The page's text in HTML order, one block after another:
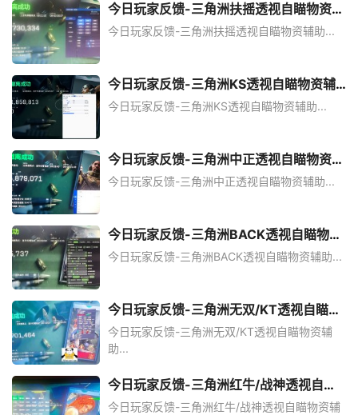
今日玩家反馈-三角洲扶摇透视自瞄物资辅
助
今日玩家反馈-三角洲扶摇透视自瞄物资辅助...
今日玩家反馈-三角洲KS透视自瞄物资辅
助
今日玩家反馈-三角洲KS透视自瞄物资辅助...
今日玩家反馈-三角洲中正透视自瞄物资辅
助
今日玩家反馈-三角洲中正透视自瞄物资辅助...
今日玩家反馈-三角洲BACK透视自瞄物资
辅助
今日玩家反馈-三角洲BACK透视自瞄物资辅助...
今日玩家反馈-三角洲无双/KT透视自瞄物
资辅助
今日玩家反馈-三角洲无双/KT透视自瞄物资辅
助...
今日玩家反馈-三角洲红牛/战神透视自瞄
物资辅助
今日玩家反馈-三角洲红牛/战神透视自瞄物资辅